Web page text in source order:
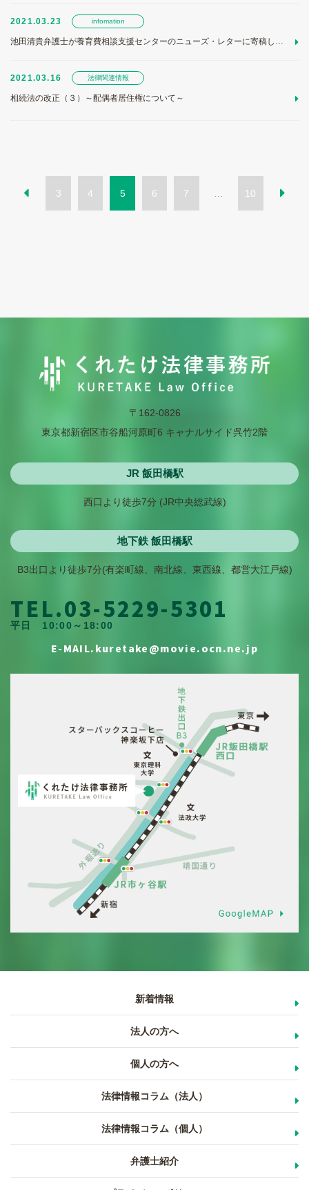
2021.03.23 infomation
池田清貴弁護士が養育費相談支援センターのニューズ・レターに寄稿しました（２）
2021.03.16 法律関連情報
相続法の改正（３）～配偶者居住権について～
3 4 5 6 7 10
〒162-0826
東京都新宿区市谷船河原町6 キャナルサイド呉竹2階
JR 飯田橋駅
西口より徒歩7分 (JR中央総武線)
地下鉄 飯田橋駅
B3出口より徒歩7分(有楽町線、南北線、東西線、都営大江戸線)
TEL.03-5229-5301
平日 10:00～18:00
E-MAIL.kuretake@movie.ocn.ne.jp
新着情報
法人の方へ
個人の方へ
法律情報コラム（法人）
法律情報コラム（個人）
弁護士紹介